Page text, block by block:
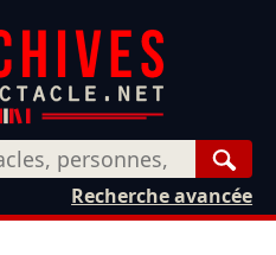
Recherche avancée